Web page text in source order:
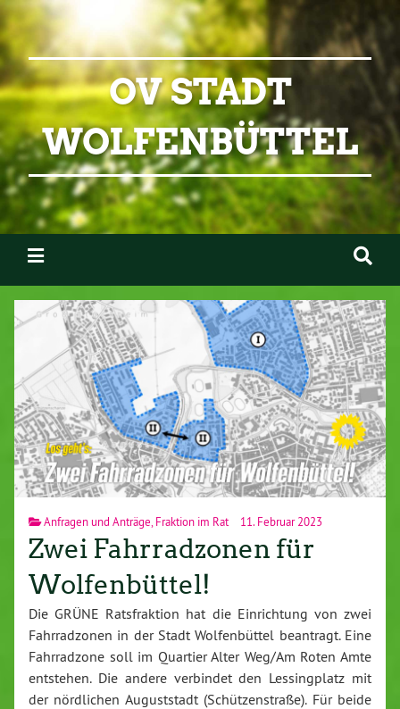
OV STADT
WOLFENBÜTTEL
Anfragen und Anträge Fraktion im Rat 11. Februar 2023
Zwei Fahrradzonen für
Wolfenbüttel!
Die GRÜNE Ratsfraktion hat die Einrichtung von zwei
Fahrradzonen in der Stadt Wolfenbüttel beantragt. Eine
Fahrradzone soll im Quartier Alter Weg/Am Roten Amte
entstehen. Die andere verbindet den Lessingplatz mit
der nördlichen Auguststadt (Schützenstraße). Für beide